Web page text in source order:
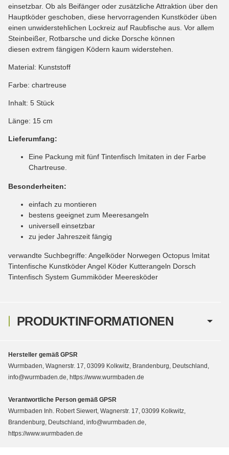
PRODUKTINFORMATIONEN
einsetzbar. Ob als Beifänger oder zusätzliche Attraktion über den
Hauptköder geschoben, diese hervorragenden Kunstköder üben
einen unwiderstehlichen Lockreiz auf Raubfische aus. Vor allem
Steinbeißer, Rotbarsche und dicke Dorsche können
diesen extrem fängigen Ködern kaum widerstehen.
Material: Kunststoff
Farbe: chartreuse
Inhalt: 5 Stück
Länge: 15 cm
Lieferumfang:
Eine Packung mit fünf Tintenfisch Imitaten in der Farbe
Chartreuse.
Besonderheiten:
einfach zu montieren
bestens geeignet zum Meeresangeln
universell einsetzbar
zu jeder Jahreszeit fängig
verwandte Suchbegriffe: Angelköder Norwegen Octopus Imitat
Tintenfische Kunstköder Angel Köder Kutterangeln Dorsch
Tintenfisch System Gummiköder Meeresköder
Hersteller gemäß GPSR
Wurmbaden, Wagnerstr. 17, 03099 Kolkwitz, Brandenburg, Deutschland,
info@wurmbaden.de, https://www.wurmbaden.de
Verantwortliche Person gemäß GPSR
Wurmbaden Inh. Robert Siewert, Wagnerstr. 17, 03099 Kolkwitz,
Brandenburg, Deutschland, info@wurmbaden.de,
https://www.wurmbaden.de